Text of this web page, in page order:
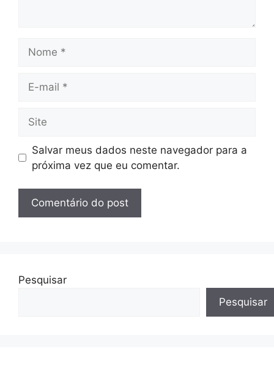
mail
Salvar meus dados neste navegador para a
próxima vez que eu comentar.
Pesquisar
Pesquisar